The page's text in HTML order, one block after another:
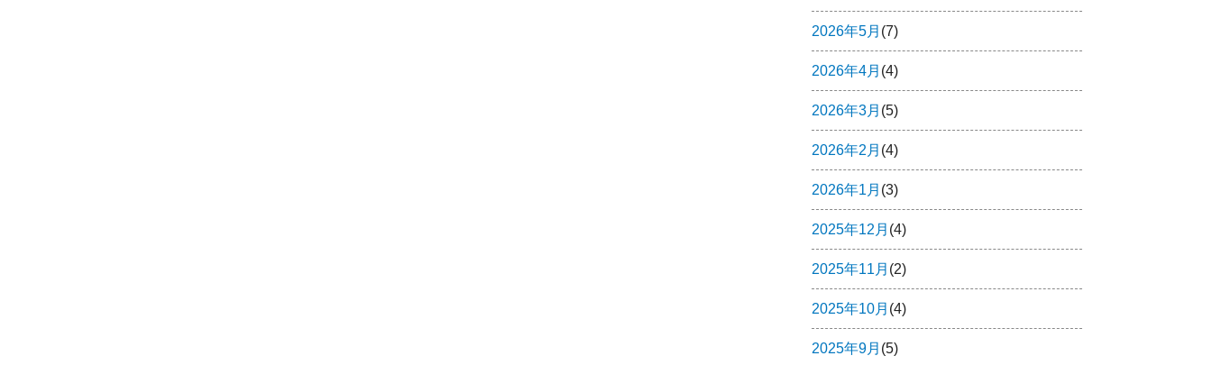
2026年5月 (7)
2026年4月 (4)
2026年3月 (5)
2026年2月 (4)
2026年1月 (3)
2025年12月 (4)
2025年11月 (2)
2025年10月 (4)
2025年9月 (5)